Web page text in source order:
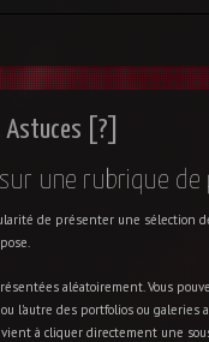
Astuces [?]
une rubrique de
de présenter une sélection
aléatoirement. Vous
l'autre des portfolios ou galeries
à cliquer directement une